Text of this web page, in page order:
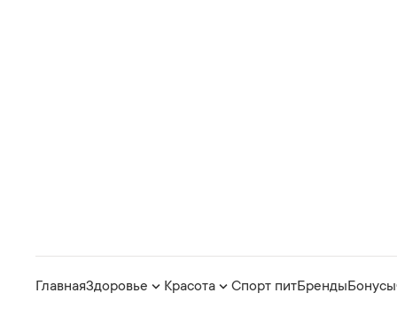
ГлавнаяЗдоровье Красота Спорт питБрендыБонусы